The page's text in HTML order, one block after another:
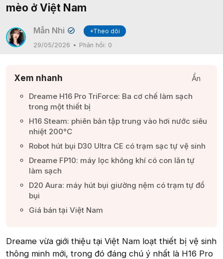
mèo ở Việt Nam
Mẫn Nhi ✔
+Theo dõi
29/05/2026
Phản hồi: 0
Xem nhanh
Ẩn
Dreame H16 Pro TriForce: Ba cơ chế làm sạch
trong một thiết bị​
H16 Steam: phiên bản tập trung vào hơi nước siêu
nhiệt 200°C​
Robot hút bụi D30 Ultra CE có trạm sạc tự vệ sinh​
Dreame FP10: máy lọc không khí có con lăn tự
làm sạch​
D20 Aura: máy hút bụi giường nệm có trạm tự đổ
bụi​
Giá bán tại Việt Nam​
Dreame vừa giới thiệu tại Việt Nam loạt thiết bị vệ sinh
thông minh mới, trong đó đáng chú ý nhất là H16 Pro